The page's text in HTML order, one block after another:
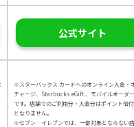
公式サイト
※スターバックス カードへのオンライン入金・
チャージ、Starbucks eGift 、モバイルオーダ
です。店舗でのご利用分・入金分はポイント倍
となりません。
※セブン‐イレブンでは、一部対象とならない